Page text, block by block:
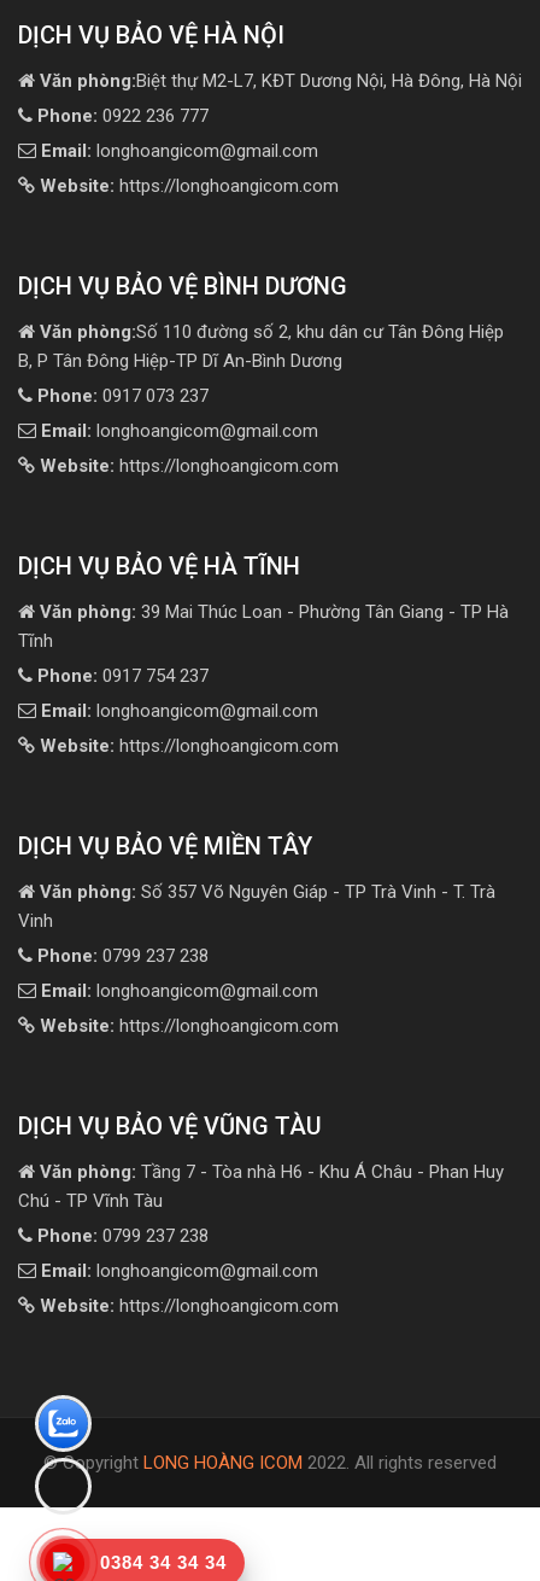
DỊCH VỤ BẢO VỆ HÀ NỘI
Văn phòng:Biệt thự M2-L7, KĐT Dương Nội, Hà Đông, Hà Nội
Phone: 0922 236 777
Email: longhoangicom@gmail.com
Website: https://longhoangicom.com
DỊCH VỤ BẢO VỆ BÌNH DƯƠNG
Văn phòng:Số 110 đường số 2, khu dân cư Tân Đông Hiệp
B, P Tân Đông Hiệp-TP Dĩ An-Bình Dương
Phone: 0917 073 237
Email: longhoangicom@gmail.com
Website: https://longhoangicom.com
DỊCH VỤ BẢO VỆ HÀ TĨNH
Văn phòng: 39 Mai Thúc Loan - Phường Tân Giang - TP Hà
Tĩnh
Phone: 0917 754 237
Email: longhoangicom@gmail.com
Website: https://longhoangicom.com
DỊCH VỤ BẢO VỆ MIỀN TÂY
Văn phòng: Số 357 Võ Nguyên Giáp - TP Trà Vinh - T. Trà
Vinh
Phone: 0799 237 238
Email: longhoangicom@gmail.com
Website: https://longhoangicom.com
DỊCH VỤ BẢO VỆ VŨNG TÀU
Văn phòng: Tầng 7 - Tòa nhà H6 - Khu Á Châu - Phan Huy
Chú - TP Vĩnh Tàu
Phone: 0799 237 238
Email: longhoangicom@gmail.com
Website: https://longhoangicom.com
© Copyright LONG HOÀNG ICOM 2022. All rights reserved
0384 34 34 34